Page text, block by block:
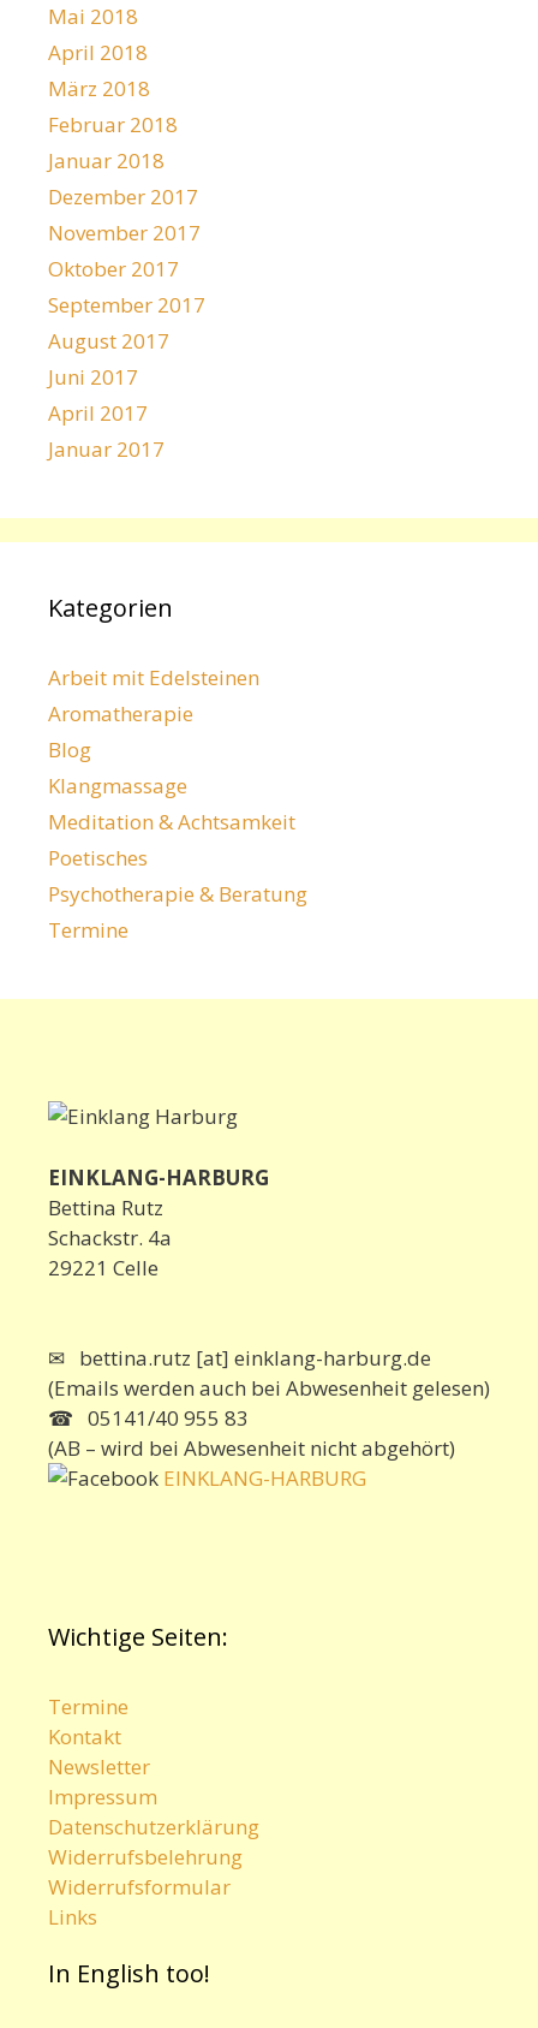
Mai 2018
April 2018
März 2018
Februar 2018
Januar 2018
Dezember 2017
November 2017
Oktober 2017
September 2017
August 2017
Juni 2017
April 2017
Januar 2017
Kategorien
Arbeit mit Edelsteinen
Aromatherapie
Blog
Klangmassage
Meditation & Achtsamkeit
Poetisches
Psychotherapie & Beratung
Termine
EINKLANG-HARBURG
Bettina Rutz
Schackstr. 4a
29221 Celle
✉ bettina.rutz [at] einklang-harburg.de
(Emails werden auch bei Abwesenheit gelesen)
☎ 05141/40 955 83
(AB – wird bei Abwesenheit nicht abgehört)
EINKLANG-HARBURG
Wichtige Seiten:
Termine
Kontakt
Newsletter
Impressum
Datenschutzerklärung
Widerrufsbelehrung
Widerrufsformular
Links
In English too!